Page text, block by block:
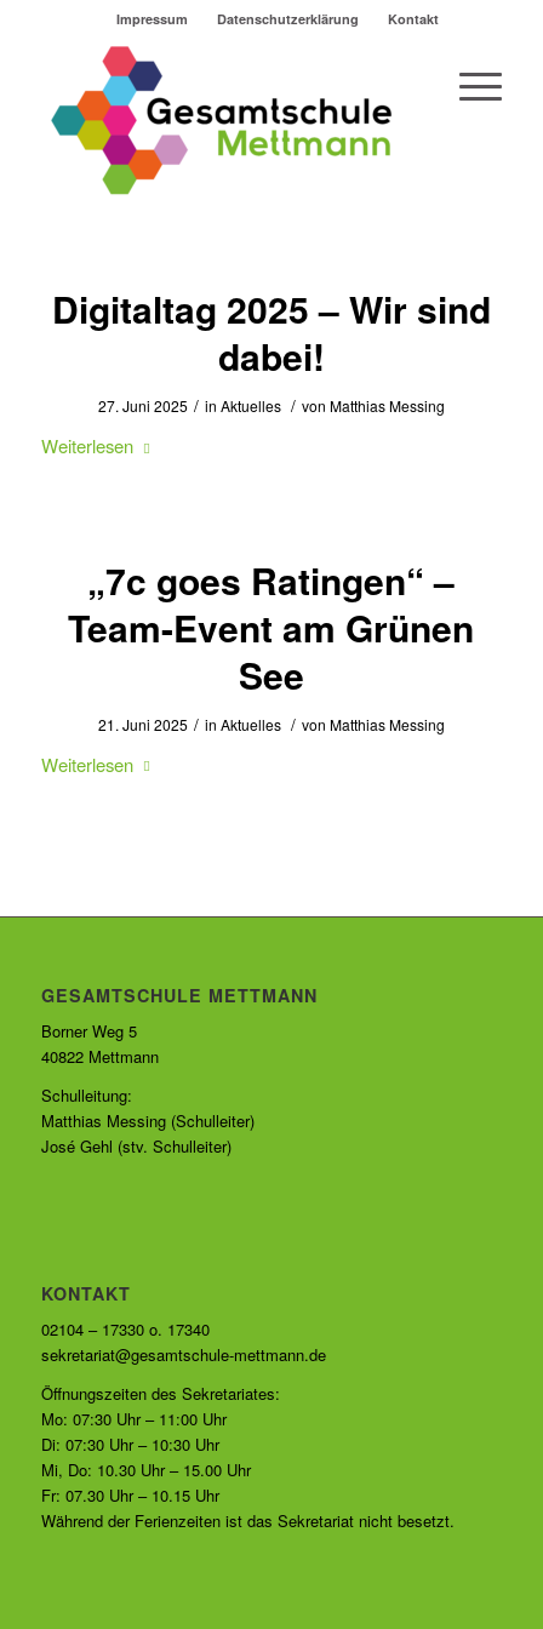
Impressum Datenschutzerklärung Kontakt
Digitaltag 2025 – Wir sind
dabei!
27. Juni 2025 / in Aktuelles / von Matthias Messing
Weiterlesen
„7c goes Ratingen“ –
Team-Event am Grünen
See
21. Juni 2025 / in Aktuelles / von Matthias Messing
Weiterlesen
GESAMTSCHULE METTMANN
Borner Weg 5
40822 Mettmann
Schulleitung:
Matthias Messing (Schulleiter)
José Gehl (stv. Schulleiter)
KONTAKT
02104 – 17330 o. 17340
sekretariat@gesamtschule-mettmann.de
Öffnungszeiten des Sekretariates:
Mo: 07:30 Uhr – 11:00 Uhr
Di: 07:30 Uhr – 10:30 Uhr
Mi, Do: 10.30 Uhr – 15.00 Uhr
Fr: 07.30 Uhr – 10.15 Uhr
Während der Ferienzeiten ist das Sekretariat nicht besetzt.